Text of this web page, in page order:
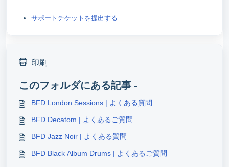
サポートチケットを提出する
印刷
このフォルダにある記事 -
BFD London Sessions | よくある質問
BFD Decatom | よくあるご質問
BFD Jazz Noir | よくある質問
BFD Black Album Drums | よくあるご質問